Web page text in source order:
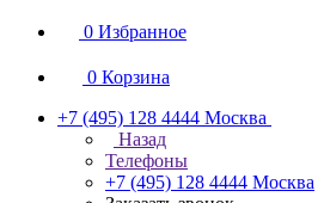
0 Избранное
0 Корзина
+7 (495) 128 4444 Москва
Назад
Телефоны
+7 (495) 128 4444 Москва